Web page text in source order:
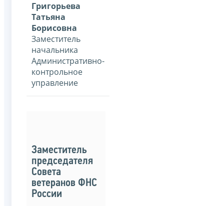
Григорьева
Татьяна
Борисовна
Заместитель
начальника
Административно-
контрольное
управление
Заместитель
председателя
Совета
ветеранов ФНС
России